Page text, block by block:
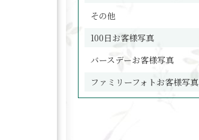
その他
100日お客様写真
バースデーお客様写真
ファミリーフォトお客様写真